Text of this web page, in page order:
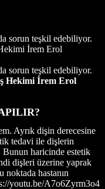
sorun teşkil edebiliyor.
İrem Erol
sorun teşkil edebiliyor.
Hekimi İrem Erol
Ayrık dişin derecesine
tedavi ile dişlerin
Bunun haricinde estetik
dişleri üzerine yaprak
noktada hastanın
youtu.be/A7o6Zyrm3o4